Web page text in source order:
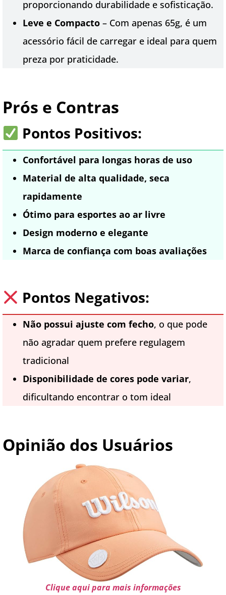
proporcionando durabilidade e sofisticação.
Leve e Compacto – Com apenas 65g, é um
acessório fácil de carregar e ideal para quem
preza por praticidade.
Prós e Contras
Pontos Positivos:
Confortável para longas horas de uso
Material de alta qualidade, seca
rapidamente
Ótimo para esportes ao ar livre
Design moderno e elegante
Marca de confiança com boas avaliações
Pontos Negativos:
Não possui ajuste com fecho, o que pode
não agradar quem prefere regulagem
tradicional
Disponibilidade de cores pode variar,
dificultando encontrar o tom ideal
Opinião dos Usuários
Clique aqui para mais informações